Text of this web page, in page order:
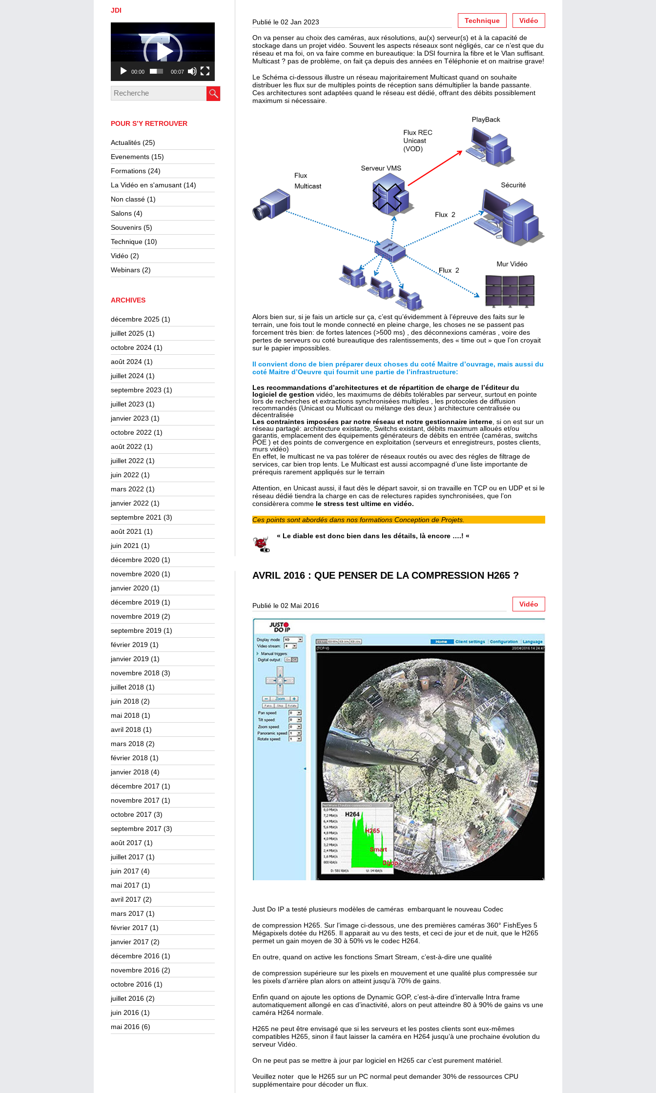
JDI
vidéo
00:00 00:07
POUR S’Y RETROUVER
Actualités (25)
Evenements (15)
Formations (24)
La Vidéo en s'amusant (14)
Non classé (1)
Salons (4)
Souvenirs (5)
Technique (10)
Vidéo (2)
Webinars (2)
ARCHIVES
décembre 2025 (1)
juillet 2025 (1)
octobre 2024 (1)
août 2024 (1)
juillet 2024 (1)
septembre 2023 (1)
juillet 2023 (1)
janvier 2023 (1)
octobre 2022 (1)
août 2022 (1)
juillet 2022 (1)
juin 2022 (1)
mars 2022 (1)
janvier 2022 (1)
septembre 2021 (3)
août 2021 (1)
juin 2021 (1)
décembre 2020 (1)
novembre 2020 (1)
janvier 2020 (1)
décembre 2019 (1)
novembre 2019 (2)
septembre 2019 (1)
février 2019 (1)
janvier 2019 (1)
novembre 2018 (3)
juillet 2018 (1)
juin 2018 (2)
mai 2018 (1)
avril 2018 (1)
mars 2018 (2)
février 2018 (1)
janvier 2018 (4)
décembre 2017 (1)
novembre 2017 (1)
octobre 2017 (3)
septembre 2017 (3)
août 2017 (1)
juillet 2017 (1)
juin 2017 (4)
mai 2017 (1)
avril 2017 (2)
mars 2017 (1)
février 2017 (1)
janvier 2017 (2)
décembre 2016 (1)
novembre 2016 (2)
octobre 2016 (1)
juillet 2016 (2)
juin 2016 (1)
mai 2016 (6)
Technique Vidéo
Publié le 02 Jan 2023
On va penser au choix des caméras, aux résolutions, au(x) serveur(s) et à la capacité de
stockage dans un projet vidéo. Souvent les aspects réseaux sont négligés, car ce n’est que du
réseau et ma foi, on va faire comme en bureautique: la DSI fournira la fibre et le Vlan suffisant.
Multicast ? pas de problème, on fait ça depuis des années en Téléphonie et on maitrise grave!
Le Schéma ci-dessous illustre un réseau majoritairement Multicast quand on souhaite
distribuer les flux sur de multiples points de réception sans démultiplier la bande passante.
Ces architectures sont adaptées quand le réseau est dédié, offrant des débits possiblement
maximum si nécessaire.
Alors bien sur, si je fais un article sur ça, c’est qu’évidemment à l’épreuve des faits sur le
terrain, une fois tout le monde connecté en pleine charge, les choses ne se passent pas
forcement très bien: de fortes latences (>500 ms) , des déconnexions caméras , voire des
pertes de serveurs ou coté bureautique des ralentissements, des « time out » que l’on croyait
sur le papier impossibles.
Il convient donc de bien préparer deux choses du coté Maitre d’ouvrage, mais aussi du
coté Maitre d’Oeuvre qui fournit une partie de l’infrastructure:
Les recommandations d’architectures et de répartition de charge de l’éditeur du
logiciel de gestion vidéo, les maximums de débits tolérables par serveur, surtout en pointe
lors de recherches et extractions synchronisées multiples , les protocoles de diffusion
recommandés (Unicast ou Multicast ou mélange des deux ) architecture centralisée ou
décentralisée
Les contraintes imposées par notre réseau et notre gestionnaire interne , si on est sur un
réseau partagé: architecture existante, Switchs existant, débits maximum alloués et/ou
garantis, emplacement des équipements générateurs de débits en entrée (caméras, switchs
POE ) et des points de convergence en exploitation (serveurs et enregistreurs, postes clients,
murs vidéo)
En effet, le multicast ne va pas tolérer de réseaux routés ou avec des régles de filtrage de
services, car bien trop lents. Le Multicast est aussi accompagné d’une liste importante de
prérequis rarement appliqués sur le terrain
Attention, en Unicast aussi, il faut dès le départ savoir, si on travaille en TCP ou en UDP et si le
réseau dédié tiendra la charge en cas de relectures rapides synchronisées, que l’on
considèrera comme le stress test ultime en vidéo.
Ces points sont abordés dans nos formations Conception de Projets.
« Le diable est donc bien dans les détails, là encore ….! «
AVRIL 2016 : QUE PENSER DE LA COMPRESSION H265 ?
Vidéo
Publié le 02 Mai 2016
Just Do IP a testé plusieurs modèles de caméras embarquant le nouveau Codec
de compression H265. Sur l’image ci-dessous, une des premières caméras 360° FishEyes 5
Mégapixels dotée du H265. Il apparait au vu des tests, et ceci de jour et de nuit, que le H265
permet un gain moyen de 30 à 50% vs le codec H264.
En outre, quand on active les fonctions Smart Stream, c’est-à-dire une qualité
de compression supérieure sur les pixels en mouvement et une qualité plus compressée sur
les pixels d’arrière plan alors on atteint jusqu’à 70% de gains.
Enfin quand on ajoute les options de Dynamic GOP, c’est-à-dire d’intervalle Intra frame
automatiquement allongé en cas d’inactivité, alors on peut atteindre 80 à 90% de gains vs une
caméra H264 normale.
H265 ne peut être envisagé que si les serveurs et les postes clients sont eux-mêmes
compatibles H265, sinon il faut laisser la caméra en H264 jusqu’à une prochaine évolution du
serveur Vidéo.
On ne peut pas se mettre à jour par logiciel en H265 car c’est purement matériel.
Veuillez noter que le H265 sur un PC normal peut demander 30% de ressources CPU
supplémentaire pour décoder un flux.